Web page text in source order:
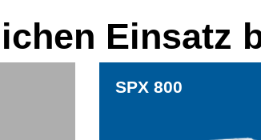
Einsatz
Rückewagen alpin